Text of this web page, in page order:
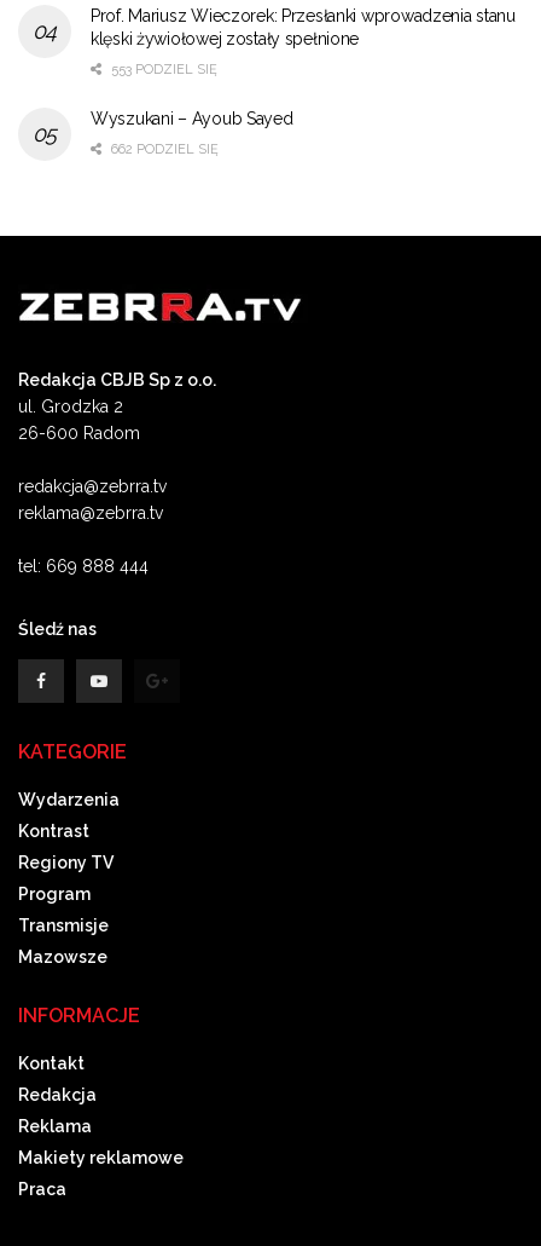
Prof. Mariusz Wieczorek: Przesłanki wprowadzenia stanu
klęski żywiołowej zostały spełnione
553 PODZIEL SIĘ
Wyszukani – Ayoub Sayed
662 PODZIEL SIĘ
Redakcja CBJB Sp z o.o.
ul. Grodzka 2
26-600 Radom
redakcja@zebrra.tv
reklama@zebrra.tv
tel: 669 888 444
Śledź nas
KATEGORIE
Wydarzenia
Kontrast
Regiony TV
Program
Transmisje
Mazowsze
INFORMACJE
Kontakt
Redakcja
Reklama
Makiety reklamowe
Praca